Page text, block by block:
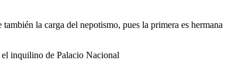
la carga del nepotismo, pues la primera es hermana
inquilino de Palacio Nacional